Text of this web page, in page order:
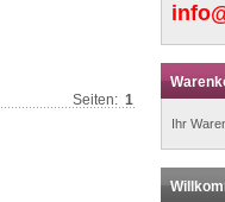
Seiten:1
Ihr